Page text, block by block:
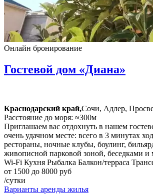
Онлайн бронирование
Гостевой дом «Диана»
Краснодарский край,Сочи, Адлер,
Расстояние до моря: ≈300м
Приглашаем вас отдохнуть в нашем
очень удачном месте: всего в 3 минутах
рестораны, ночные клубы, боулинг,
живописной парковой зоной, беседками
Wi-Fi Кухня Рыбалка Балкон/терраса
от 1500 до 8000 руб
/сутки
Варианты аренды жилья